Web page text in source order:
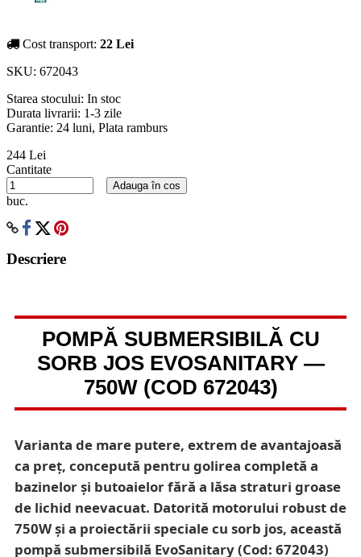
Cost transport: 22 Lei
SKU: 672043
Starea stocului: In stoc
Durata livrarii: 1-3 zile
Garantie: 24 luni, Plata ramburs
244 Lei
Cantitate
buc.
Adauga în cos
Descriere
POMPĂ SUBMERSIBILĂ CU
SORB JOS EVOSANITARY —
750W (COD 672043)
Varianta de mare putere, extrem de avantajoasă
ca preț, concepută pentru golirea completă a
bazinelor și butoaielor fără a lăsa straturi groase
de lichid neevacuat. Datorită motorului robust de
750W și a proiectării speciale cu sorb jos, această
pompă submersibilă EvoSanitary (Cod: 672043)